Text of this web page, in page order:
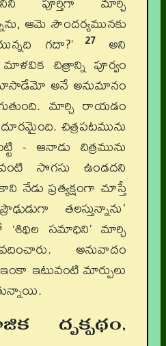
ఆమె సౌందర్యమునకు
గదా?’27అని
చిత్రాన్ని పూర్వం
అనే అనుమానం
మార్చి రాయడం
చిత్రపటమును
- ఆనాడు చిత్రమును
సొగసు ఉండదని
ప్రత్యక్షంగా చూస్తే
తలస్తున్నాను'
సమాధిని’ మార్చి
అనువాదం
ఇటువంటి మార్పులు
దృక్పథం,